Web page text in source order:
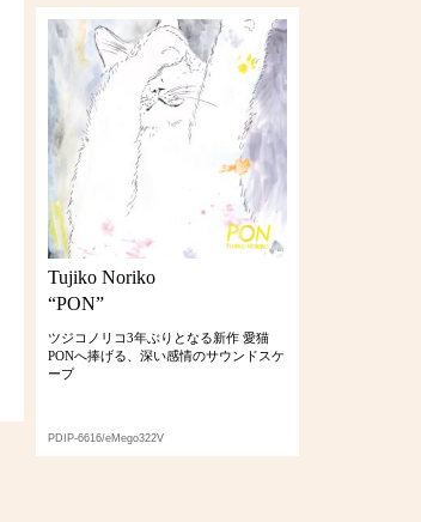
Tujiko Noriko
“PON”
ツジコノリコ3年ぶりとなる新作 愛猫
PONへ捧げる、深い感情のサウンドスケ
ープ
PDIP-6616/eMego322V